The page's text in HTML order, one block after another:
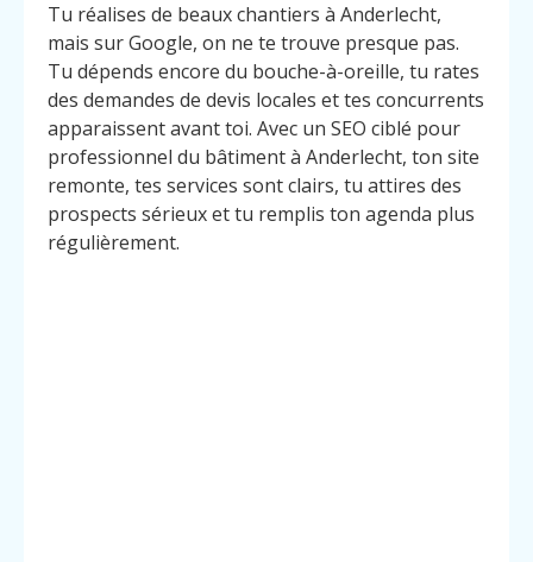
Tu réalises de beaux chantiers à Anderlecht,
mais sur Google, on ne te trouve presque pas.
Tu dépends encore du bouche-à-oreille, tu rates
des demandes de devis locales et tes concurrents
apparaissent avant toi. Avec un SEO ciblé pour
professionnel du bâtiment à Anderlecht, ton site
remonte, tes services sont clairs, tu attires des
prospects sérieux et tu remplis ton agenda plus
régulièrement.